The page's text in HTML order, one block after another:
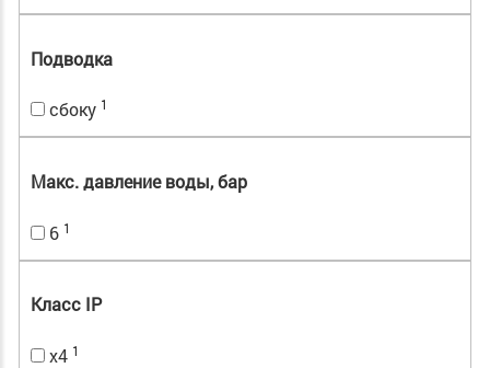
Подводка
сбоку 1
Макс. давление воды, бар
6 1
Класс IP
x4 1